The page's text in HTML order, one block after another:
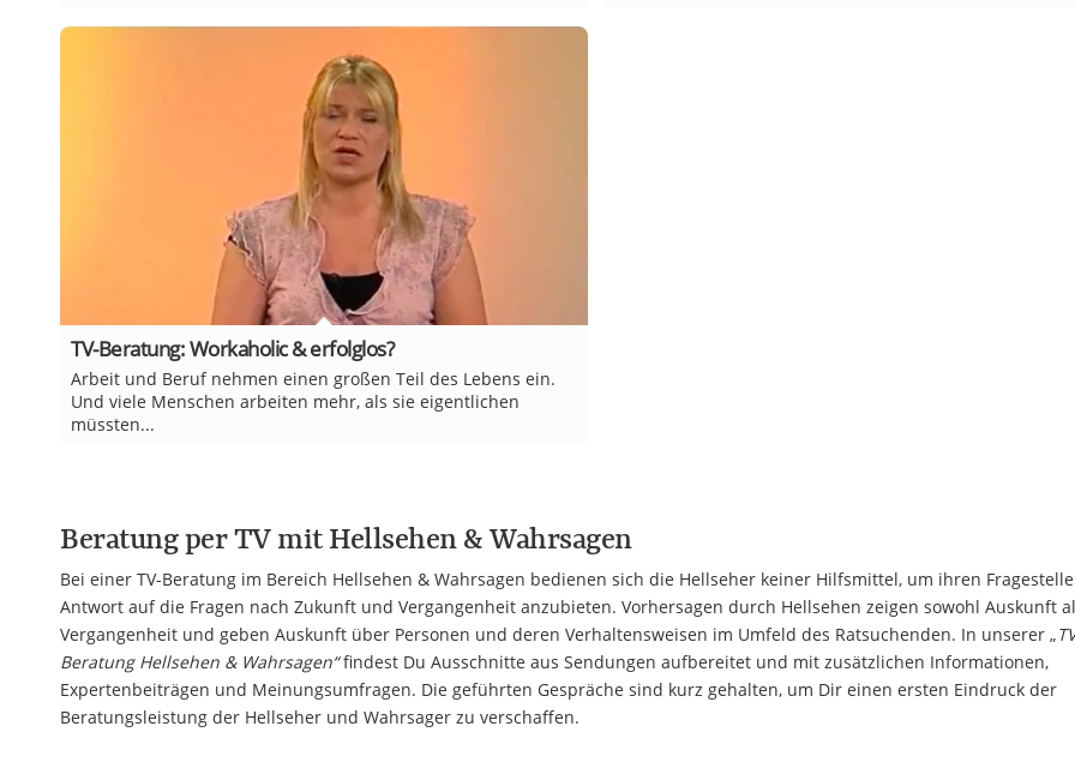
TV-Beratung: Workaholic & erfolglos?
Arbeit und Beruf nehmen einen großen Teil des Lebens ein.
Und viele Menschen arbeiten mehr, als sie eigentlichen
müssten...
Beratung per TV mit Hellsehen & Wahrsagen
Bei einer TV-Beratung im Bereich Hellsehen & Wahrsagen bedienen sich die Hellseher keiner Hilfsmittel, um ihren
Antwort auf die Fragen nach Zukunft und Vergangenheit anzubieten. Vorhersagen durch Hellsehen zeigen sowohl Auskunft
Vergangenheit und geben Auskunft über Personen und deren Verhaltensweisen im Umfeld des Ratsuchenden. In unserer „
Beratung Hellsehen & Wahrsagen“findest Du Ausschnitte aus Sendungen aufbereitet und mit zusätzlichen Informationen,
Expertenbeiträgen und Meinungsumfragen. Die geführten Gespräche sind kurz gehalten, um Dir einen ersten Eindruck der
Beratungsleistung der Hellseher und Wahrsager zu verschaffen.